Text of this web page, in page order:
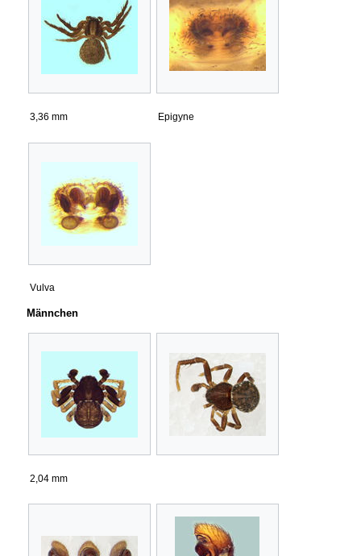
3,36 mm Epigyne
Vulva
Männchen
2,04 mm